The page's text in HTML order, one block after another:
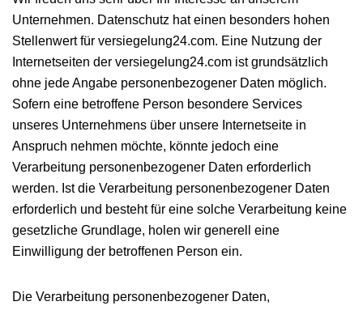
Unternehmen. Datenschutz hat einen besonders hohen
Stellenwert für versiegelung24.com. Eine Nutzung der
Internetseiten der versiegelung24.com ist grundsätzlich
ohne jede Angabe personenbezogener Daten möglich.
Sofern eine betroffene Person besondere Services
unseres Unternehmens über unsere Internetseite in
Anspruch nehmen möchte, könnte jedoch eine
Verarbeitung personenbezogener Daten erforderlich
werden. Ist die Verarbeitung personenbezogener Daten
erforderlich und besteht für eine solche Verarbeitung keine
gesetzliche Grundlage, holen wir generell eine
Einwilligung der betroffenen Person ein.
Die Verarbeitung personenbezogener Daten,